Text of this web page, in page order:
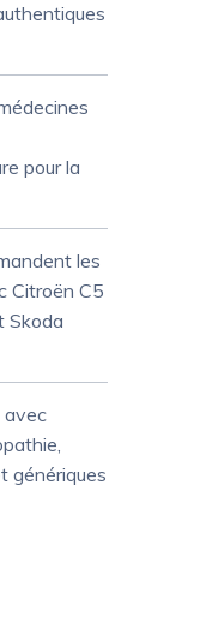
pour la
les
Citroën C5
Skoda
avec
génériques